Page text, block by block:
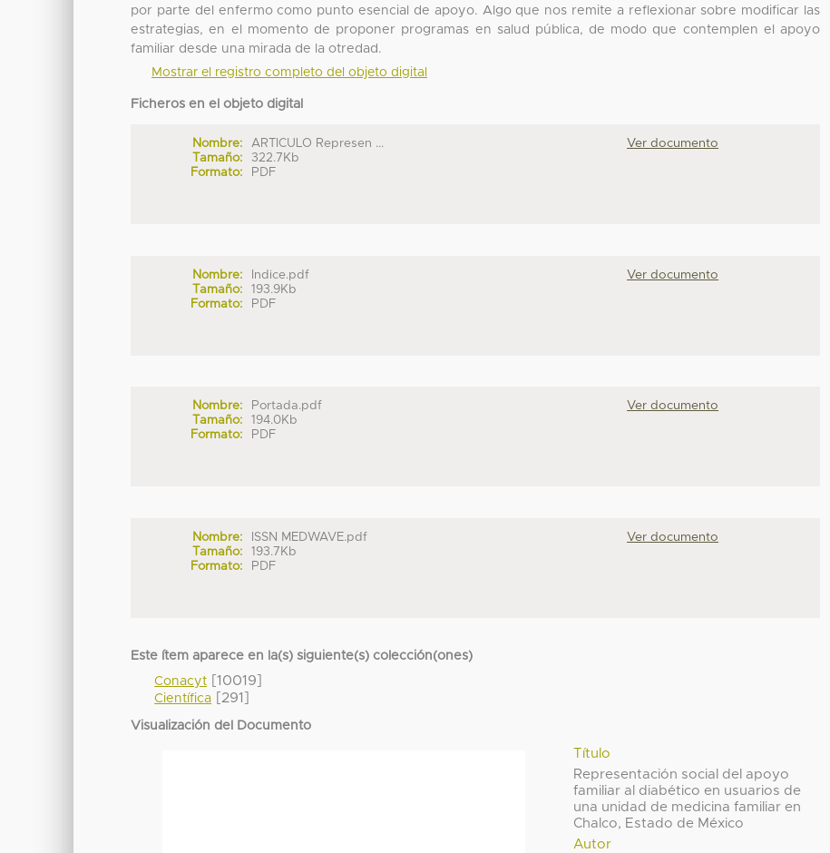
por parte del enfermo como punto esencial de apoyo. Algo que nos remite a reflexionar sobre modificar las
estrategias, en el momento de proponer programas en salud pública, de modo que contemplen el apoyo
familiar desde una mirada de la otredad.
Mostrar el registro completo del objeto digital
Ficheros en el objeto digital
Nombre:
ARTICULO Represen ...
Tamaño:
322.7Kb
Formato:
PDF
Ver documento
Nombre:
Indice.pdf
Tamaño:
193.9Kb
Formato:
PDF
Ver documento
Nombre:
Portada.pdf
Tamaño:
194.0Kb
Formato:
PDF
Ver documento
Nombre:
ISSN MEDWAVE.pdf
Tamaño:
193.7Kb
Formato:
PDF
Ver documento
Este ítem aparece en la(s) siguiente(s) colección(ones)
Conacyt [10019]
Científica [291]
Visualización del Documento
Título
Representación social del apoyo
familiar al diabético en usuarios de
una unidad de medicina familiar en
Chalco, Estado de México
Autor